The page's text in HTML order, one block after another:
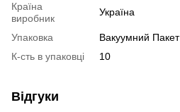
Країна
виробник
Україна
Упаковка
Вакуумний Пакет
К-сть в упаковці
10
Відгуки